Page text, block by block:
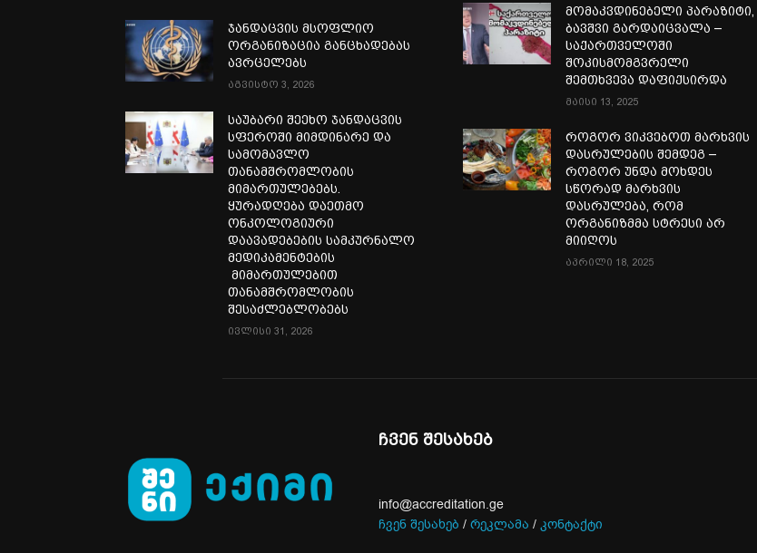
ჯანდაცვის მსოფლიო
ორგანიზაცია განცხადებას
ავრცელებს
აგვისტო 3, 2026
საუბარი შეეხო ჯანდაცვის
სფეროში მიმდინარე და
სამომავლო
თანამშრომლობის
მიმართულებებს.
ყურადღება დაეთმო
ონკოლოგიური
დაავადებების სამკურნალო
მედიკამენტების
მიმართულებით
თანამშრომლობის
შესაძლებლობებს
ივლისი 31, 2026
მომაკვდინებელი პარაზიტი,
ბავშვი გარდაიცვალა –
საქართველოში
შოკისმომგვრელი
შემთხვევა დაფიქსირდა
მაისი 13, 2025
როგორ ვიკვებოთ მარხვის
დასრულების შემდეგ –
როგორ უნდა მოხდეს
სწორად მარხვის
დასრულება, რომ
ორგანიზმმა სტრესი არ
მიიღოს
აპრილი 18, 2025
ჩვენ შესახებ
info@accreditation.ge
ჩვენ შესახებ / რეკლამა / კონტაქტი